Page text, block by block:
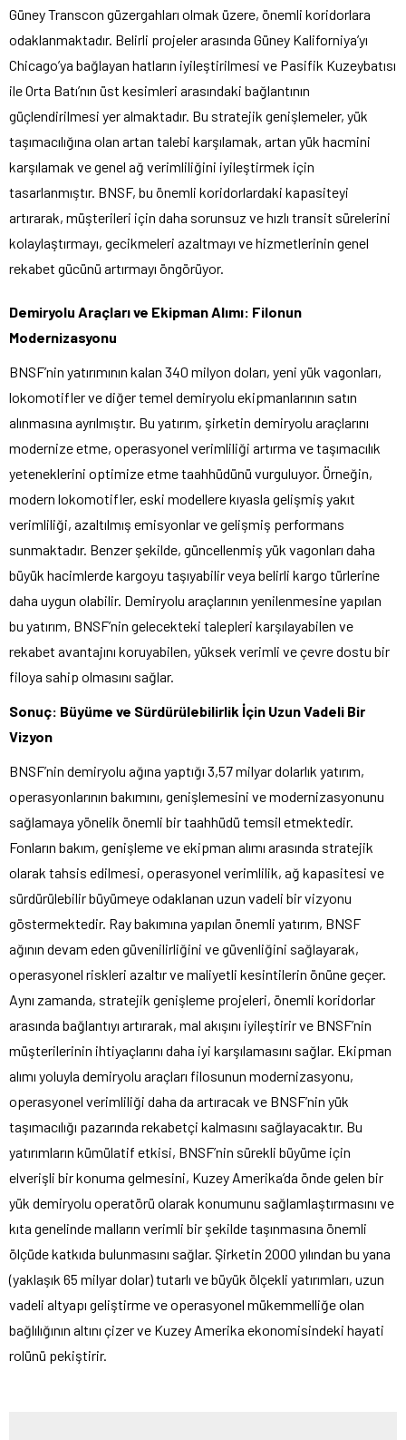
Güney Transcon güzergahları olmak üzere, önemli koridorlara
odaklanmaktadır. Belirli projeler arasında Güney Kaliforniya’yı
Chicago’ya bağlayan hatların iyileştirilmesi ve Pasifik Kuzeybatısı
ile Orta Batı’nın üst kesimleri arasındaki bağlantının
güçlendirilmesi yer almaktadır. Bu stratejik genişlemeler, yük
taşımacılığına olan artan talebi karşılamak, artan yük hacmini
karşılamak ve genel ağ verimliliğini iyileştirmek için
tasarlanmıştır. BNSF, bu önemli koridorlardaki kapasiteyi
artırarak, müşterileri için daha sorunsuz ve hızlı transit sürelerini
kolaylaştırmayı, gecikmeleri azaltmayı ve hizmetlerinin genel
rekabet gücünü artırmayı öngörüyor.
Demiryolu Araçları ve Ekipman Alımı: Filonun
Modernizasyonu
BNSF’nin yatırımının kalan 340 milyon doları, yeni yük vagonları,
lokomotifler ve diğer temel demiryolu ekipmanlarının satın
alınmasına ayrılmıştır. Bu yatırım, şirketin demiryolu araçlarını
modernize etme, operasyonel verimliliği artırma ve taşımacılık
yeteneklerini optimize etme taahhüdünü vurguluyor. Örneğin,
modern lokomotifler, eski modellere kıyasla gelişmiş yakıt
verimliliği, azaltılmış emisyonlar ve gelişmiş performans
sunmaktadır. Benzer şekilde, güncellenmiş yük vagonları daha
büyük hacimlerde kargoyu taşıyabilir veya belirli kargo türlerine
daha uygun olabilir. Demiryolu araçlarının yenilenmesine yapılan
bu yatırım, BNSF’nin gelecekteki talepleri karşılayabilen ve
rekabet avantajını koruyabilen, yüksek verimli ve çevre dostu bir
filoya sahip olmasını sağlar.
Sonuç: Büyüme ve Sürdürülebilirlik İçin Uzun Vadeli Bir
Vizyon
BNSF’nin demiryolu ağına yaptığı 3,57 milyar dolarlık yatırım,
operasyonlarının bakımını, genişlemesini ve modernizasyonunu
sağlamaya yönelik önemli bir taahhüdü temsil etmektedir.
Fonların bakım, genişleme ve ekipman alımı arasında stratejik
olarak tahsis edilmesi, operasyonel verimlilik, ağ kapasitesi ve
sürdürülebilir büyümeye odaklanan uzun vadeli bir vizyonu
göstermektedir. Ray bakımına yapılan önemli yatırım, BNSF
ağının devam eden güvenilirliğini ve güvenliğini sağlayarak,
operasyonel riskleri azaltır ve maliyetli kesintilerin önüne geçer.
Aynı zamanda, stratejik genişleme projeleri, önemli koridorlar
arasında bağlantıyı artırarak, mal akışını iyileştirir ve BNSF’nin
müşterilerinin ihtiyaçlarını daha iyi karşılamasını sağlar. Ekipman
alımı yoluyla demiryolu araçları filosunun modernizasyonu,
operasyonel verimliliği daha da artıracak ve BNSF’nin yük
taşımacılığı pazarında rekabetçi kalmasını sağlayacaktır. Bu
yatırımların kümülatif etkisi, BNSF’nin sürekli büyüme için
elverişli bir konuma gelmesini, Kuzey Amerika’da önde gelen bir
yük demiryolu operatörü olarak konumunu sağlamlaştırmasını ve
kıta genelinde malların verimli bir şekilde taşınmasına önemli
ölçüde katkıda bulunmasını sağlar. Şirketin 2000 yılından bu yana
(yaklaşık 65 milyar dolar) tutarlı ve büyük ölçekli yatırımları, uzun
vadeli altyapı geliştirme ve operasyonel mükemmelliğe olan
bağlılığının altını çizer ve Kuzey Amerika ekonomisindeki hayati
rolünü pekiştirir.